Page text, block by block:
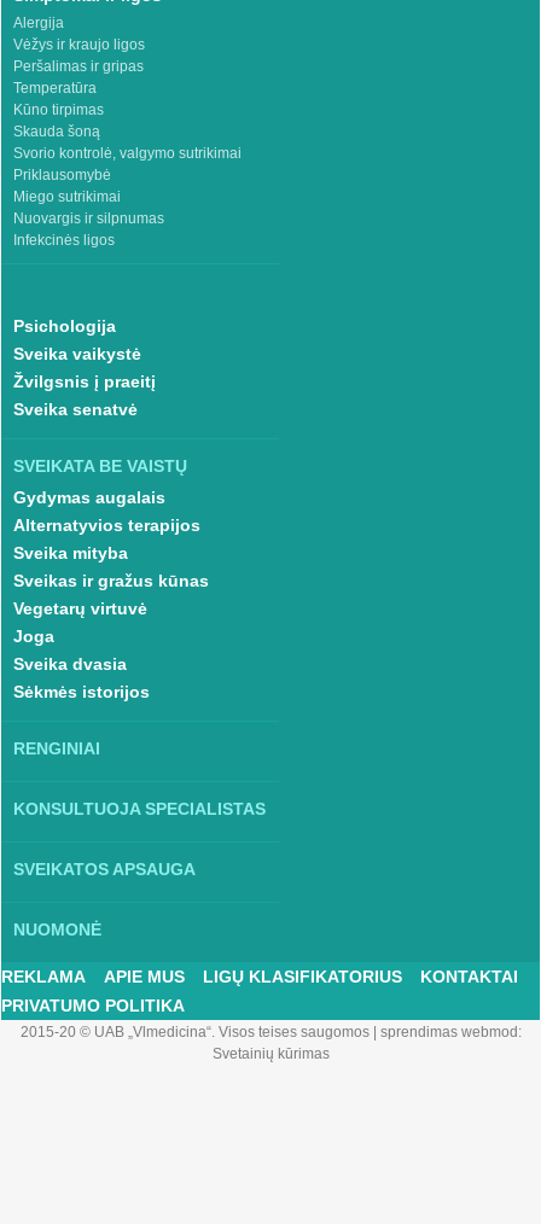
Alergija
Vėžys ir kraujo ligos
Peršalimas ir gripas
Temperatūra
Kūno tirpimas
Skauda šoną
Svorio kontrolė, valgymo sutrikimai
Priklausomybė
Miego sutrikimai
Nuovargis ir silpnumas
Infekcinės ligos
Psichologija
Sveika vaikystė
Žvilgsnis į praeitį
Sveika senatvė
SVEIKATA BE VAISTŲ
Gydymas augalais
Alternatyvios terapijos
Sveika mityba
Sveikas ir gražus kūnas
Vegetarų virtuvė
Joga
Sveika dvasia
Sėkmės istorijos
RENGINIAI
KONSULTUOJA SPECIALISTAS
SVEIKATOS APSAUGA
NUOMONĖ
REKLAMA APIE MUS LIGŲ KLASIFIKATORIUS
KONTAKTAI
PRIVATUMO POLITIKA
2015-20 © UAB „Vlmedicina“. Visos teises saugomos| sprendimas webmod:
Svetainių kūrimas